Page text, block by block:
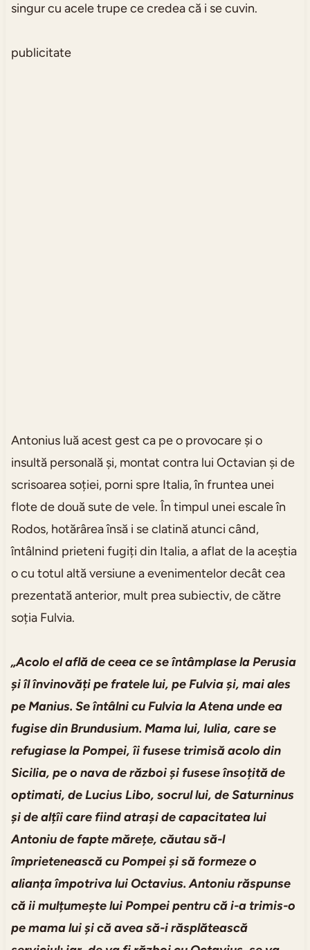
singur cu acele trupe ce credea că i se cuvin.
publicitate
Antonius luă acest gest ca pe o provocare și o
insultă personală și, montat contra lui Octavian și de
scrisoarea soției, porni spre Italia, în fruntea unei
flote de două sute de vele. În timpul unei escale în
Rodos, hotărârea însă i se clatină atunci când,
întâlnind prieteni fugiți din Italia, a aflat de la aceștia
o cu totul altă versiune a evenimentelor decât cea
prezentată anterior, mult prea subiectiv, de către
soția Fulvia.
„Acolo el află de ceea ce se întâmplase la Perusia
și îl învinovăți pe fratele lui, pe Fulvia și, mai ales
pe Manius. Se întâlni cu Fulvia la Atena unde ea
fugise din Brundusium. Mama lui, Iulia, care se
refugiase la Pompei, îi fusese trimisă acolo din
Sicilia, pe o nava de război și fusese însoțită de
optimati, de Lucius Libo, socrul lui, de Saturninus
și de alțîi care fiind atrași de capacitatea lui
Antoniu de fapte mărețe, căutau să-l
împrietenească cu Pompei și să formeze o
alianța împotriva lui Octavius. Antoniu răspunse
că ii mulțumește lui Pompei pentru că i-a trimis-o
pe mama lui și că avea să-i răsplătească